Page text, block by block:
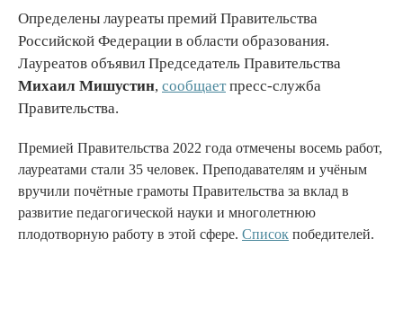
Определены лауреаты премий Правительства
Российской Федерации в области образования.
Лауреатов объявил Председатель Правительства
Михаил Мишустин, сообщаетпресс-служба
Правительства.
Премией Правительства 2022 года отмечены восемь работ,
лауреатами стали 35 человек. Преподавателям и учёным
вручили почётные грамоты Правительства за вклад в
развитие педагогической науки и многолетнюю
плодотворную работу в этой сфере. Список победителей.